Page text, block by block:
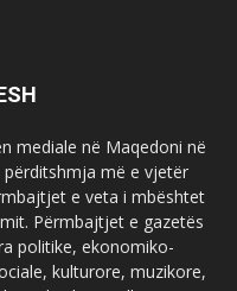
mediale në Maqedoni në
më e vjetër
e veta i mbështet
Përmbajtjet e gazetës
politike, ekonomiko-
kulturore, muzikore,